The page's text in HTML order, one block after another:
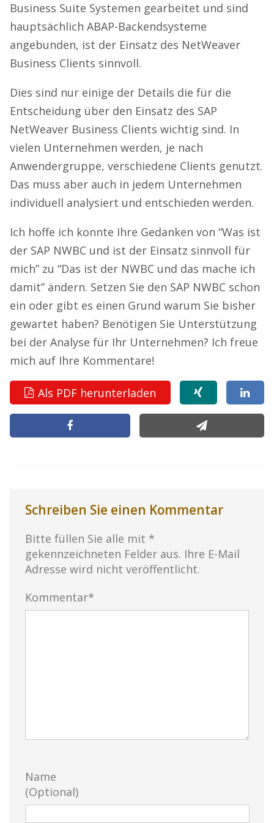
Business Suite Systemen gearbeitet und sind
hauptsächlich ABAP-Backendsysteme
angebunden, ist der Einsatz des NetWeaver
Business Clients sinnvoll.
Dies sind nur einige der Details die für die
Entscheidung über den Einsatz des SAP
NetWeaver Business Clients wichtig sind. In
vielen Unternehmen werden, je nach
Anwendergruppe, verschiedene Clients genutzt.
Das muss aber auch in jedem Unternehmen
individuell analysiert und entschieden werden.
Ich hoffe ich konnte Ihre Gedanken von “Was ist
der SAP NWBC und ist der Einsatz sinnvoll für
mich” zu “Das ist der NWBC und das mache ich
damit” ändern. Setzen Sie den SAP NWBC schon
ein oder gibt es einen Grund warum Sie bisher
gewartet haben? Benötigen Sie Unterstützung
bei der Analyse für Ihr Unternehmen? Ich freue
mich auf Ihre Kommentare!
Als PDF herunterladen
Schreiben Sie einen Kommentar
Bitte füllen Sie alle mit *
gekennzeichneten Felder aus. Ihre E-Mail
Adresse wird nicht veröffentlicht.
Kommentar*
Name
(Optional)